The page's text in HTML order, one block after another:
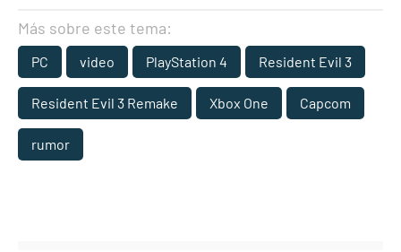
Más sobre este tema:
PC video PlayStation 4 Resident Evil 3
Resident Evil 3 Remake Xbox One Capcom
rumor